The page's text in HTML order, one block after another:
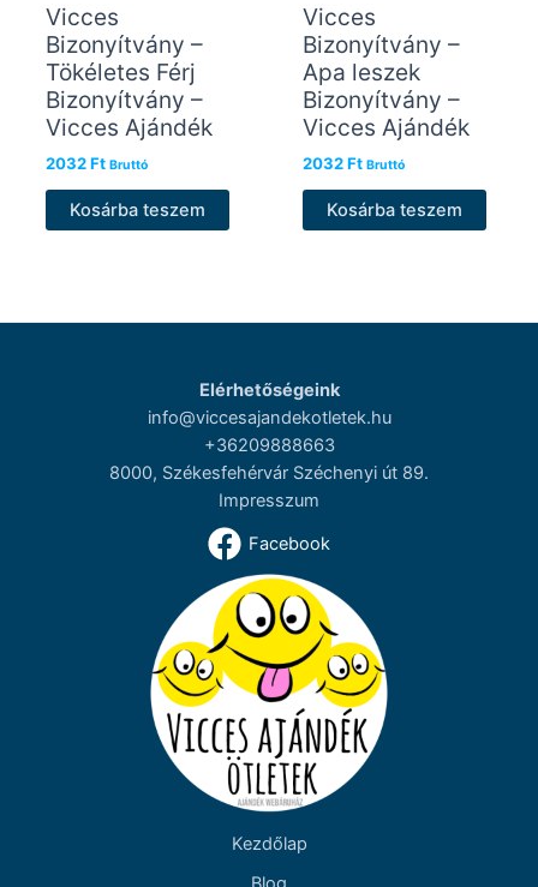
Vicces
Bizonyítvány –
Tökéletes Férj
Bizonyítvány –
Vicces Ajándék
2032Ft Bruttó
Kosárba teszem
Vicces
Bizonyítvány –
Apa leszek
Bizonyítvány –
Vicces Ajándék
2032Ft Bruttó
Kosárba teszem
Elérhetőségeink
info@viccesajandekotletek.hu
+36209888663
8000, Székesfehérvár Széchenyi út 89.
Impresszum
Facebook
Kezdőlap